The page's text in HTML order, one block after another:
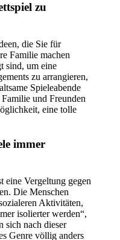
zu
die Sie für
Familie machen
sind, um eine
zu arrangieren,
Spieleabende
und Freunden
eine tolle
immer
eine Vergeltung gegen
Die Menschen
Aktivitäten,
isolierter werden“,
sich nach dieser
Genre völlig anders